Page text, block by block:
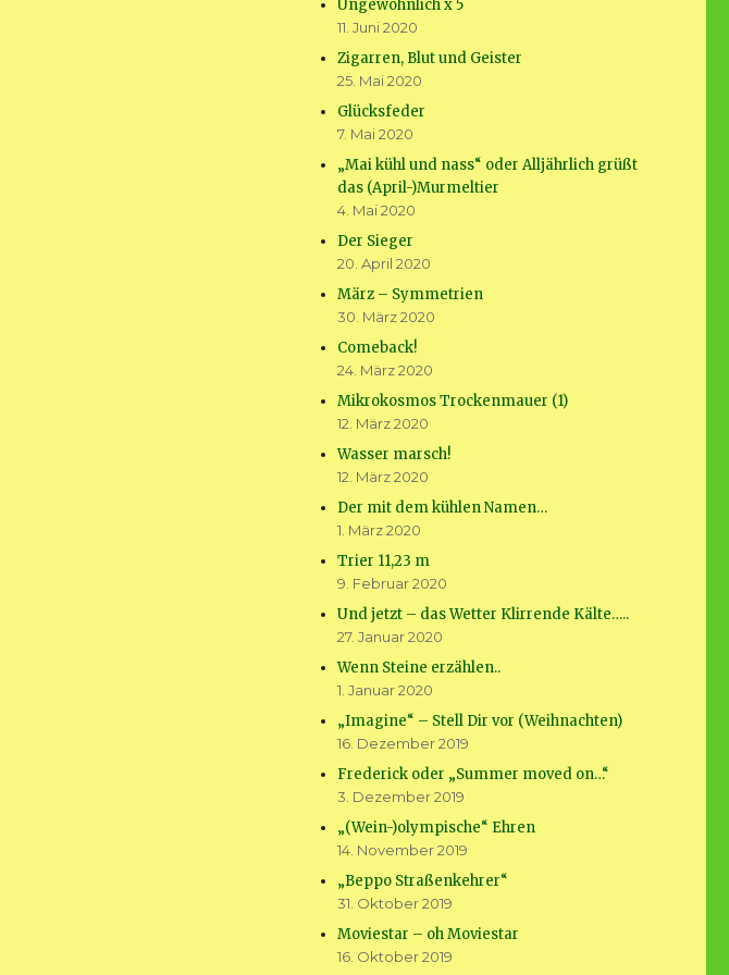
Ungewöhnlich x 5
11. Juni 2020
Zigarren, Blut und Geister
25. Mai 2020
Glücksfeder
7. Mai 2020
„Mai kühl und nass“ oder Alljährlich grüßt
das (April-)Murmeltier
4. Mai 2020
Der Sieger
20. April 2020
März – Symmetrien
30. März 2020
Comeback!
24. März 2020
Mikrokosmos Trockenmauer (1)
12. März 2020
Wasser marsch!
12. März 2020
Der mit dem kühlen Namen…
1. März 2020
Trier 11,23 m
9. Februar 2020
Und jetzt – das Wetter Klirrende Kälte…..
27. Januar 2020
Wenn Steine erzählen..
1. Januar 2020
„Imagine“ – Stell Dir vor (Weihnachten)
16. Dezember 2019
Frederick oder „Summer moved on…“
3. Dezember 2019
„(Wein-)olympische“ Ehren
14. November 2019
„Beppo Straßenkehrer“
31. Oktober 2019
Moviestar – oh Moviestar
16. Oktober 2019